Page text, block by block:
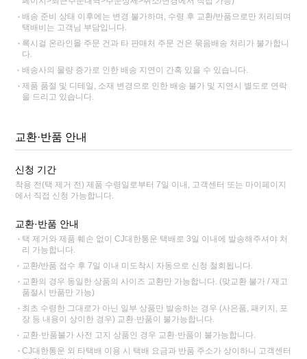
배송 준비 상태 이후에는 변경 불가하며, 수령 후 교환/반품으로만 처리되며
택배비는 고객님 부담입니다.
록시걸 온라인몰 주문 건과 타 판매처 주문 건은 묶음배송 처리가 불가합니
다.
배송사의 물량 증가로 인한 배송 지연이 간혹 있을 수 있습니다.
제품 품절 및 디테일, 소재 변경으로 인한 배송 불가 및 지연시 별도로 연락
을 드리고 있습니다.
교환·반품 안내
신청 기간
착용 전(택 제거 전) 제품 수령일로부터 7일 이내, 고객센터 또는 마이페이지
에서 직접 신청 가능합니다.
교환·반품 안내
택 제거와 제품 훼손 없이 CJ대한통운 택배로 3일 이내에 발송해주셔야 처
리 가능합니다.
교환/반품 접수 후 7일 이내 미도착시 자동으로 신청 철회됩니다.
교환의 경우 동일한 상품의 사이즈 교환만 가능합니다. (맞교환 불가 / 재고
품절시 반품만 가능)
최초 수령한 그대로가 아닌 일부 상품만 발송하는 경우 (사은품, 패키지, 포
장 등 내용이 상이한 경우) 교환·반품이 불가능합니다.
교환·반품불가 사전 고지 상품인 경우 교환·반품이 불가능합니다.
CJ대한통운 외 타택배 이용 시 택배 요금과 반품 주소가 상이하니 고객센터